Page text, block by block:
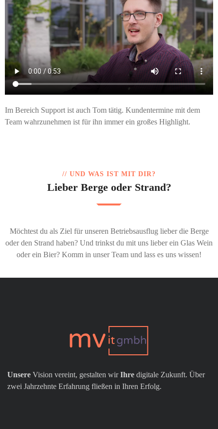
Im Bereich Support ist auch Tom tätig. Kundentermine mit dem
Team wahrzunehmen ist für ihn immer ein großes Highlight.
// UND WAS IST MIT DIR?
Lieber Berge oder Strand?
Möchtest du als Ziel für unseren Betriebsausflug lieber die Berge
oder den Strand haben? Und trinkst du mit uns lieber ein Glas Wein
oder ein Bier? Komm in unser Team und lass es uns wissen!
Unsere Vision vereint, gestalten wirIhre digitale Zukunft. Über
zwei Jahrzehnte Erfahrung fließen in Ihren Erfolg.